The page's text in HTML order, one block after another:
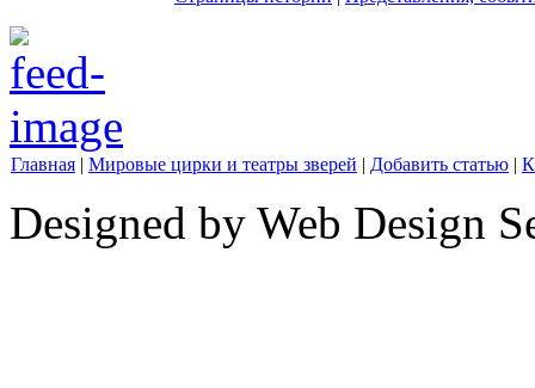
Главная | Мировые цирки и театры зверей | Добавить статью |
Designed by Web Design